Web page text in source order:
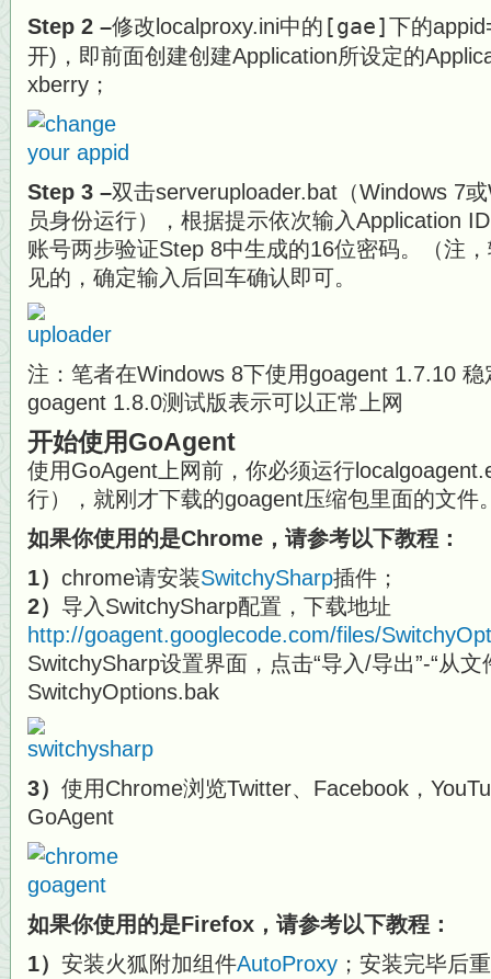
Step 2 –修改localproxy.ini中的 [gae] 下的
开)，即前面创建创建Application所设定的
xberry；
Step 3 –双击serveruploader.bat（Windows 7
员身份运行），根据提示依次输入Application
账号两步验证Step 8中生成的16位密码。（注
见的，确定输入后回车确认即可。
注：笔者在Windows 8下使用goagent 1.7.10
goagent 1.8.0测试版表示可以正常上网
开始使用GoAgent
使用GoAgent上网前，你必须运行
行），就刚才下载的goagent压缩包里面的文件
如果你使用的是Chrome，请参考以下教程：
1） chrome请安装SwitchySharp插件；
2） 导入SwitchySharp配置，下载地址
http://goagent.googlecode.com/files/
SwitchySharp设置界面，点击“导入/导出”-“从
SwitchyOptions.bak
3） 使用Chrome浏览Twitter、Facebook，
GoAgent
如果你使用的是Firefox，请参考以下教程：
1） 安装火狐附加组件AutoProxy ；安装完毕后